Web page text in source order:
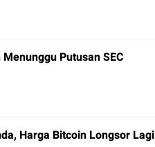
Putusan SEC
Harga Bitcoin Longsor Lagi